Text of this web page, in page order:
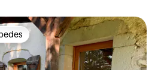
preferido